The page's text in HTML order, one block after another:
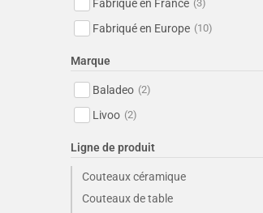
Fabriqué en France (3)
Fabriqué en Europe (10)
Marque
Baladeo (2)
Livoo (2)
Ligne de produit
Couteaux céramique
Couteaux de table